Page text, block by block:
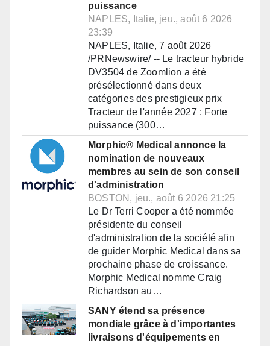
puissance
NAPLES, Italie, jeu., août 6 2026
23:39
NAPLES, Italie, 7 août 2026
/PRNewswire/ -- Le tracteur hybride
DV3504 de Zoomlion a été
présélectionné dans deux
catégories des prestigieux prix
Tracteur de l'année 2027 : Forte
puissance (300…
Morphic® Medical annonce la
nomination de nouveaux
membres au sein de son conseil
d'administration
BOSTON, jeu., août 6 2026 21:25
Le Dr Terri Cooper a été nommée
présidente du conseil
d'administration de la société afin
de guider Morphic Medical dans sa
prochaine phase de croissance.
Morphic Medical nomme Craig
Richardson au…
SANY étend sa présence
mondiale grâce à d'importantes
livraisons d'équipements en